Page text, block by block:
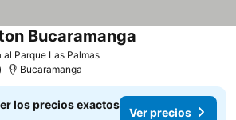
al Parque Las PalmasVer precios
Bucaramanga
Bucaramanga
los precios exactos
Ver precios